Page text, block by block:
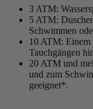
3 ATM:
5 ATM:
Schwimmen
10 ATM: Einem
Tauchgängen
20 ATM und
und zum
geeignet*.